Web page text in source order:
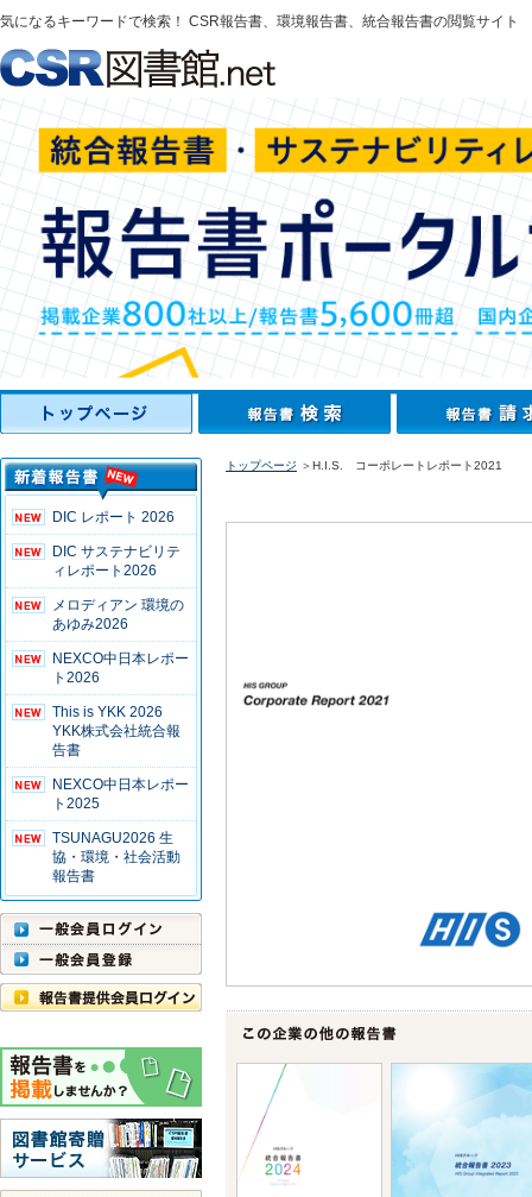
気になるキーワードで検索！ CSR報告書、環境報告書、統合報告書の閲覧サイト
DIC レポート 2026
DIC サステナビリテ
ィレポート2026
メロディアン 環境の
あゆみ2026
NEXCO中日本レポー
ト2026
This is YKK 2026
YKK株式会社統合報
告書
NEXCO中日本レポー
ト2025
TSUNAGU2026 生
協・環境・社会活動
報告書
トップページ ＞H.I.S. コーポレートレポート2021